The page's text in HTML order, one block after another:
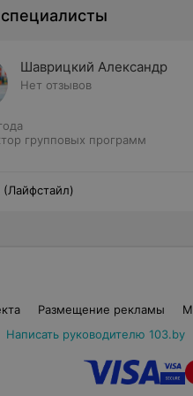
Шаврицкий Александр
Нет отзывов
групповых программ
Размещение рекламы
Написать руководителю 103.by